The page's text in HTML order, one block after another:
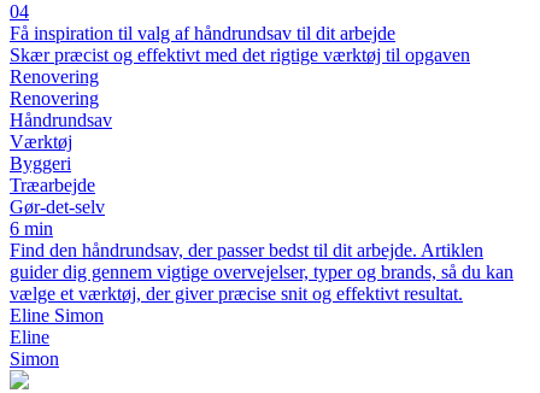
04
Få inspiration til valg af håndrundsav til dit arbejde
Skær præcist og effektivt med det rigtige værktøj til opgaven
Renovering
Renovering
Håndrundsav
Værktøj
Byggeri
Træarbejde
Gør-det-selv
6 min
Find den håndrundsav, der passer bedst til dit arbejde. Artiklen
guider dig gennem vigtige overvejelser, typer og brands, så du kan
vælge et værktøj, der giver præcise snit og effektivt resultat.
Eline Simon
Eline
Simon